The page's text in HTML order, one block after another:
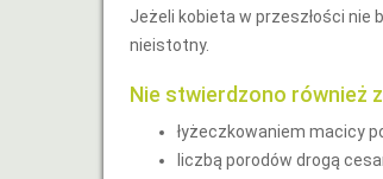
Jeżeli kobieta w przeszłości nie
nieistotny.
Nie stwierdzono również
łyżeczkowaniem macicy
liczbą porodów drogą